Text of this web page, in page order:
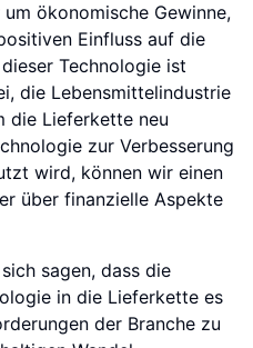
ökonomische Gewinne,
Einfluss auf die
Technologie ist
die Lebensmittelindustrie
die Lieferkette neu
zur Verbesserung
wird, können wir einen
über finanzielle Aspekte
sagen, dass die
in die Lieferkette es
der Branche zu